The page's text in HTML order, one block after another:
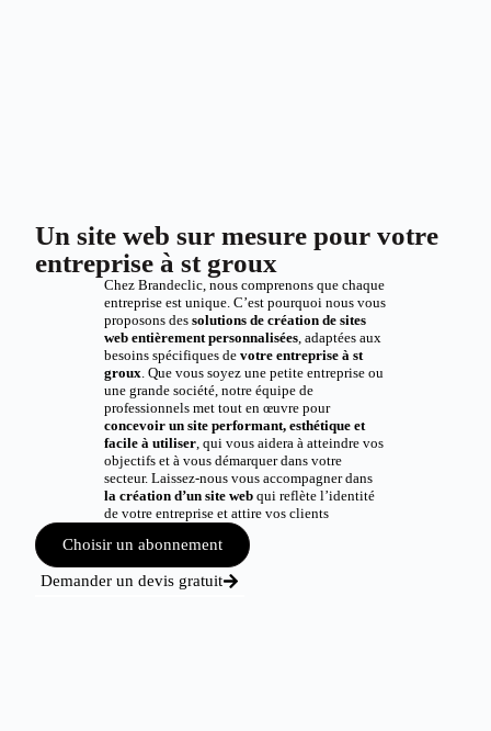
Un site web sur mesure pour votre
entreprise à st groux
Chez Brandeclic, nous comprenons que chaque
entreprise est unique. C’est pourquoi nous vous
proposons des solutions de création de sites
web entièrement personnalisées, adaptées aux
besoins spécifiques de votre entreprise à st
groux. Que vous soyez une petite entreprise ou
une grande société, notre équipe de
professionnels met tout en œuvre pour
concevoir un site performant, esthétique et
facile à utiliser, qui vous aidera à atteindre vos
objectifs et à vous démarquer dans votre
secteur. Laissez-nous vous accompagner dans
la création d’un site webqui reflète l’identité
de votre entreprise et attire vos clients
Choisir un abonnement
Demander un devis gratuit